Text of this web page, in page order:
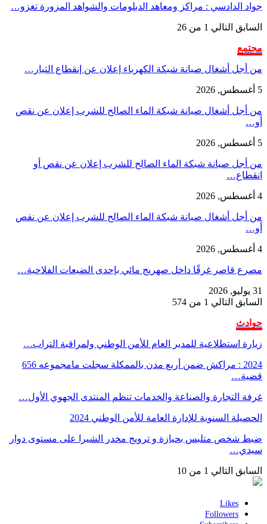
جواد الدادسي : مراكز ومعاهد الدبلومات والشواهد المزورة تغزو…
السابق التالي 1 من 26
مجتمع
من أجل أشغال صيانة شبكة الكهرباء إعلان عن إنقطاع التيار…
5 أغسطس, 2026
من أجل أشغال صيانة شبكة الماء الصالح للشرب إعلان عن نقص
أو…
5 أغسطس, 2026
من أجل صيانة شبكة الماء الصالح للشرب إعلان عن نقص أو
انقطاع…
4 أغسطس, 2026
من أجل أشغال صيانة شبكة الماء الصالح للشرب إعلان عن نقص
أو…
4 أغسطس, 2026
مصرع قاصر غرقًا داخل صهريج مائي بإحدى الضيعات الفلاحية…
31 يوليو, 2026
السابق التالي 1 من 574
حوادث
زيارة استطلاعية للمدير العام للأمن الوطني ولمراقبة التراب…
2024 : مراكش ضمن أربع مدن بالممكلة سجلت مامجموعه 656
قضية…
غرفة التجارة والصناعة والخدمات تنظم المنتدى الجهوي الأول…
الحصيلة السنوية للإدارة العامة للأمن الوطني 2024
ضبط شخص متلبس بحيازة و ترويج مخدر الشيرا على مستوى دوار
سيدي…
السابق التالي 1 من 10
Likes
Followers